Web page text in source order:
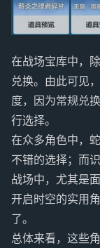
在战场宝库中，
兑换。由此可见
度，因为常规兑
行选择。
在众多角色中，
不错的选择；而
战场中，尤其是
开启时空的实用
了。
总体来看，这些